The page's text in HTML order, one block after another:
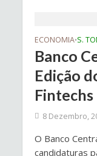
ECONOMIA•S.
Banco
Edição
Fintechs
8 Dezembro,
O Banco
candidaturas